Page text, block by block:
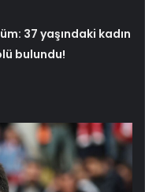
37 yaşındaki kadın
bulundu!